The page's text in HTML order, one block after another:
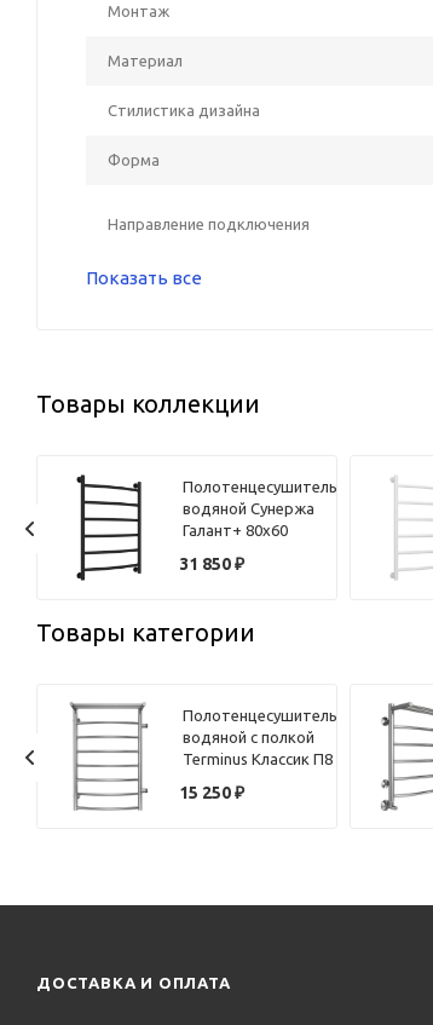
Монтаж
Материал
Стилистика дизайна
Форма
Направление подключения
Показать все
Товары коллекции
Полотенцесушитель
водяной Сунержа
Галант+ 80х60
31 850₽
Товары категории
Полотенцесушитель
водяной с полкой
Terminus Классик П8
15 250₽
ДОСТАВКА И ОПЛАТА